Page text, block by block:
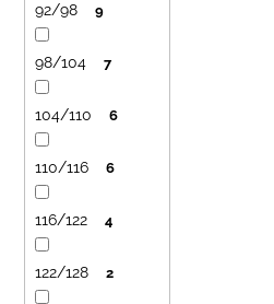
92/98 9
98/104 7
104/110 6
110/116 6
116/122 4
122/128 2
UŠKAMI
BIELY
€16